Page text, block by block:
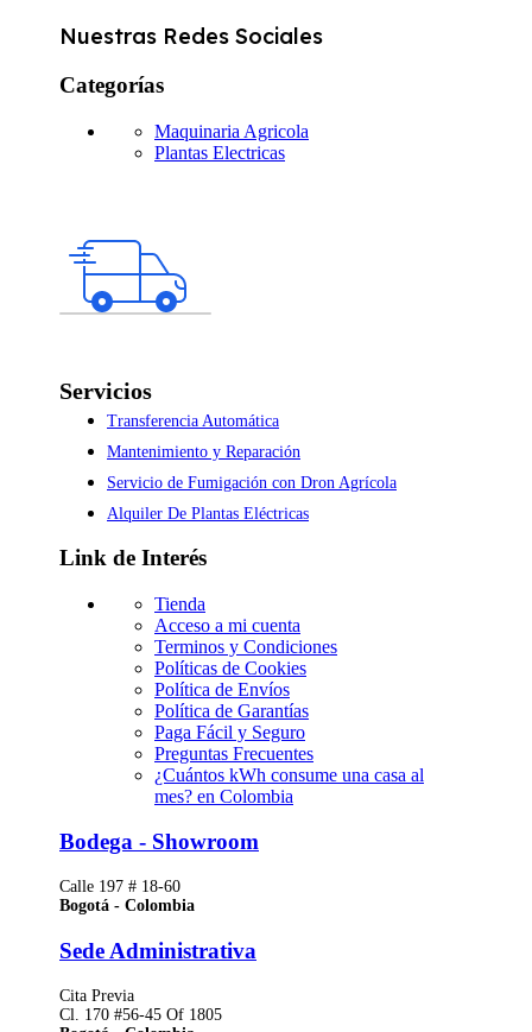
Nuestras Redes Sociales
Categorías
Maquinaria Agricola
Plantas Electricas
Servicios
Transferencia Automática
Mantenimiento y Reparación
Servicio de Fumigación con Dron Agrícola
Alquiler De Plantas Eléctricas
Link de Interés
Tienda
Acceso a mi cuenta
Terminos y Condiciones
Políticas de Cookies
Política de Envíos
Política de Garantías
Paga Fácil y Seguro
Preguntas Frecuentes
¿Cuántos kWh consume una casa al
mes? en Colombia
Bodega - Showroom
Calle 197 # 18-60
Bogotá - Colombia
Sede Administrativa
Cita Previa
Cl. 170 #56-45 Of 1805